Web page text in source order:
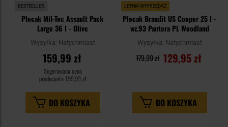
BESTSELLER
Plecak Mil-Tec Assault Pack
Large 36 l - Olive
Wysyłka: Natychmiast
159,99 zł
Sugerowana cena
producenta 199,99 zł
DO KOSZYKA
LETNIA WYPRZEDAŻ
Plecak Brandit US Cooper 25 l -
wz.93 Pantera PL Woodland
Wysyłka: Natychmiast
129,95 zł
179,99 zł
DO KOSZYKA